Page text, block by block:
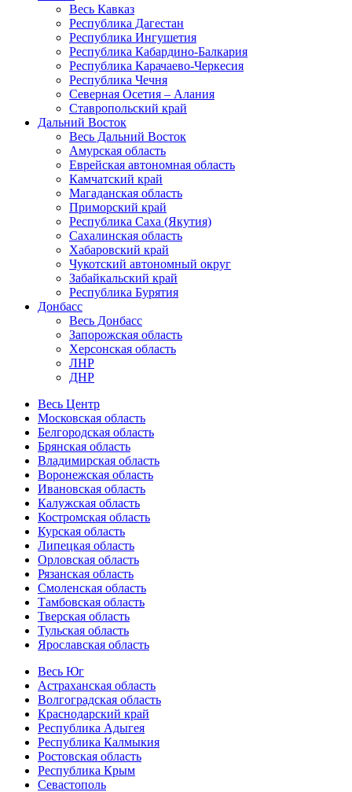
Весь Кавказ
Республика Дагестан
Республика Ингушетия
Республика Кабардино-Балкария
Республика Карачаево-Черкесия
Республика Чечня
Северная Осетия – Алания
Ставропольский край
Дальний Восток
Весь Дальний Восток
Амурская область
Еврейская автономная область
Камчатский край
Магаданская область
Приморский край
Республика Саха (Якутия)
Сахалинская область
Хабаровский край
Чукотский автономный округ
Забайкальский край
Республика Бурятия
Донбасс
Весь Донбасс
Запорожская область
Херсонская область
ЛНР
ДНР
Весь Центр
Московская область
Белгородская область
Брянская область
Владимирская область
Воронежская область
Ивановская область
Калужская область
Костромская область
Курская область
Липецкая область
Орловская область
Рязанская область
Смоленская область
Тамбовская область
Тверская область
Тульская область
Ярославская область
Весь Юг
Астраханская область
Волгоградская область
Краснодарский край
Республика Адыгея
Республика Калмыкия
Ростовская область
Республика Крым
Севастополь